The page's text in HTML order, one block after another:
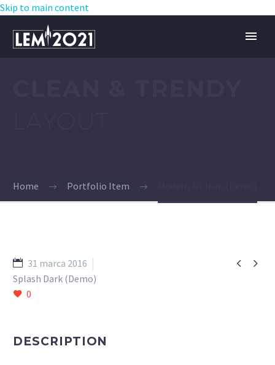
Skip to main content
Home Portfolio Item
 
31 marca 2016
Splash Dark (Demo)
0
DESCRIPTION